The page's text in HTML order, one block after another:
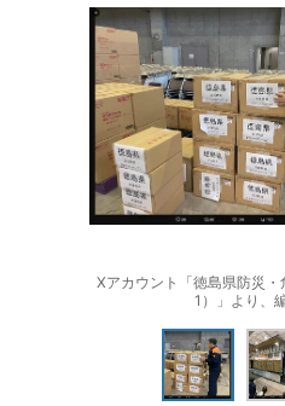
Xアカウント「徳島県防災
1）」より、